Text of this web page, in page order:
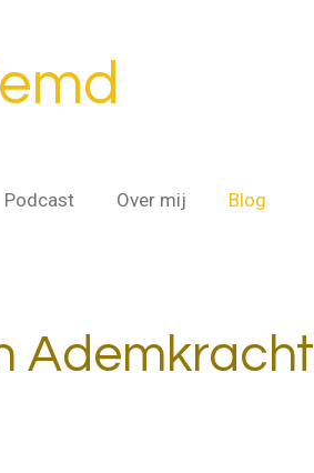
Podcast Over mij Blog
Ademkracht